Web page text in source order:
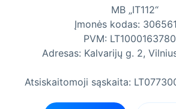
MB „IT112“
Įmonės kodas:
PVM:
Adresas: Kalvarijų g. 2,
Atsiskaitomoji sąskaita: